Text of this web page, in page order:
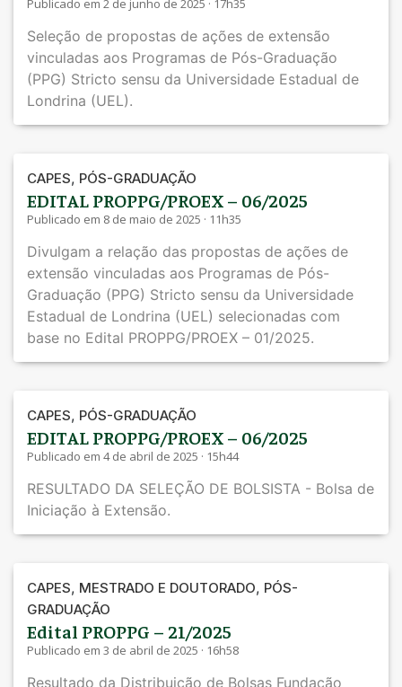
Publicado em 2 de junho de 2025 · 17h35
Seleção de propostas de ações de extensão
vinculadas aos Programas de Pós-Graduação
(PPG) Stricto sensu da Universidade Estadual de
Londrina (UEL).
CAPES, PÓS-GRADUAÇÃO
EDITAL PROPPG/PROEX – 06/2025
Publicado em 8 de maio de 2025 · 11h35
Divulgam a relação das propostas de ações de
extensão vinculadas aos Programas de Pós-
Graduação (PPG) Stricto sensu da Universidade
Estadual de Londrina (UEL) selecionadas com
base no Edital PROPPG/PROEX – 01/2025.
CAPES, PÓS-GRADUAÇÃO
EDITAL PROPPG/PROEX – 06/2025
Publicado em 4 de abril de 2025 · 15h44
RESULTADO DA SELEÇÃO DE BOLSISTA - Bolsa de
Iniciação à Extensão.
CAPES, MESTRADO E DOUTORADO, PÓS-
GRADUAÇÃO
Edital PROPPG – 21/2025
Publicado em 3 de abril de 2025 · 16h58
Resultado da Distribuição de Bolsas Fundação